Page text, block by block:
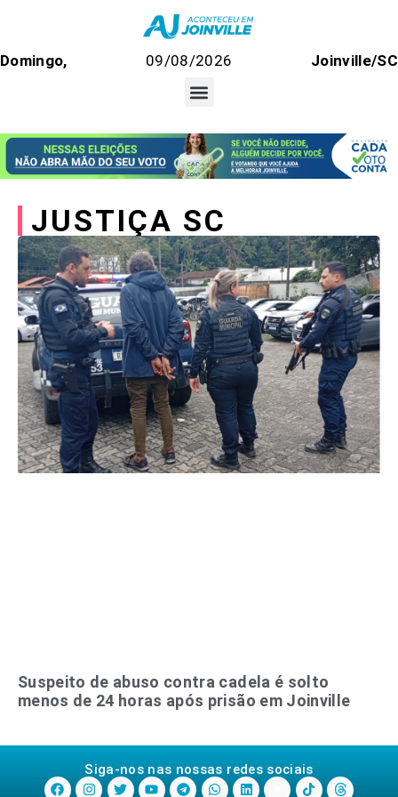
Domingo, 09/08/2026 Joinville/SC
JUSTIÇA SC
Suspeito de abuso contra cadela é solto
menos de 24 horas após prisão em Joinville
Siga-nos nas nossas redes sociais